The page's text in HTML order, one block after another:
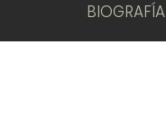
BIOGRAFÍA